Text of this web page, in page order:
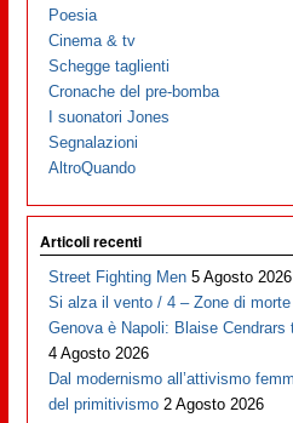
Poesia
Cinema & tv
Schegge taglienti
Cronache del pre-bomba
I suonatori Jones
Segnalazioni
AltroQuando
Articoli recenti
Street Fighting Men 5 Agosto 2026
Si alza il vento / 4 – Zone di morte
Genova è Napoli: Blaise
4 Agosto 2026
Dal modernismo all’attivismo
del primitivismo 2 Agosto 2026